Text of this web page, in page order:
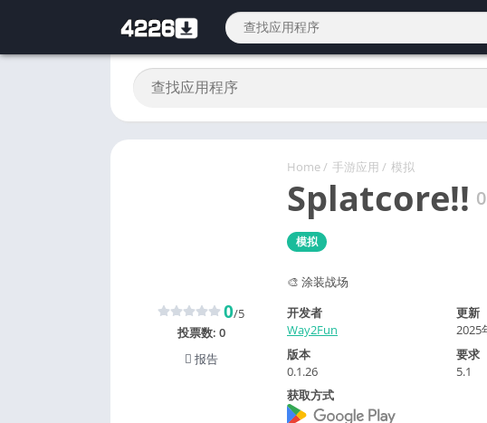
Home/ 手游应用 / 模拟
Splatcore!!
模拟
🎨 涂装战场
0/5
投票数: 0
报告
开发者
Way2Fun
更新
2025
版本
0.1.26
要求
5.1
获取方式